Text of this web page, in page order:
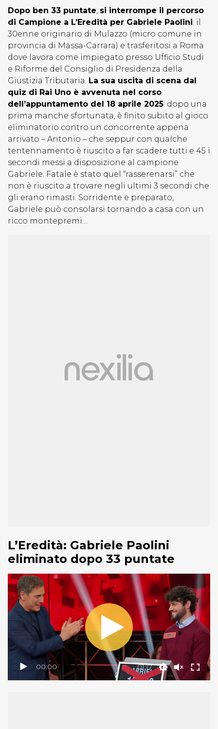
Dopo ben 33 puntate, si interrompe il percorso
di Campione a L’Eredità per Gabriele Paolini: il
30enne originario di Mulazzo (micro comune in
provincia di Massa-Carrara) e trasferitosi a Roma
dove lavora come impiegato presso Ufficio Studi
e Riforme del Consiglio di Presidenza della
Giustizia Tributaria. La sua uscita di scena dal
quiz di Rai Uno è avvenuta nel corso
dell’appuntamento del 18 aprile 2025: dopo una
prima manche sfortunata, è finito subito al gioco
eliminatorio contro un concorrente appena
arrivato – Antonio – che seppur con qualche
tentennamento è riuscito a far scadere tutti e 45 i
secondi messi a disposizione al campione
Gabriele. Fatale è stato quel “rasserenarsi” che
non è riuscito a trovare negli ultimi 3 secondi che
gli erano rimasti. Sorridente e preparato,
Gabriele può consolarsi tornando a casa con un
ricco montepremi…
L’Eredità: Gabriele Paolini
eliminato dopo 33 puntate
00:00 01:17